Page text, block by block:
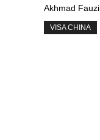
Akhmad Fauzi
VISA CHINA